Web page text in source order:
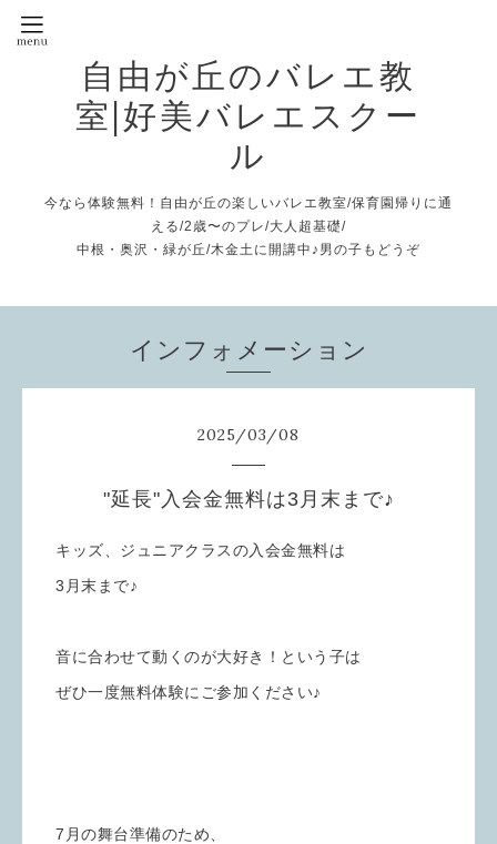
自由が丘のバレエ教
室|好美バレエスクー
ル
今なら体験無料！自由が丘の楽しいバレエ教室/保育園帰りに通
える/2歳〜のプレ/大人超基礎/
中根・奥沢・緑が丘/木金土に開講中♪男の子もどうぞ
インフォメーション
2025/03/08
"延長"入会金無料は3月末まで♪
キッズ、ジュニアクラスの入会金無料は
3月末まで♪
音に合わせて動くのが大好き！という子は
ぜひ一度無料体験にご参加ください♪
7月の舞台準備のため、